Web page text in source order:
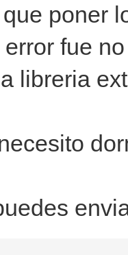
poner
fue
libreria